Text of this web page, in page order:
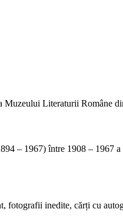
Literaturii Române
– 1967) între 1908 – 1967
inedite, cărți cu